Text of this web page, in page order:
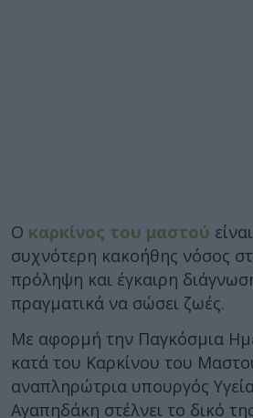
Ο καρκίνος του μαστού
συχνότερη κακοήθης νόσος
πρόληψη και έγκαιρη
πραγματικά να σώσει ζωές.
Με αφορμή την Παγκόσμια
κατά του Καρκίνου του
αναπληρώτρια υπουργός
Αγαπηδάκη στέλνει το δικό